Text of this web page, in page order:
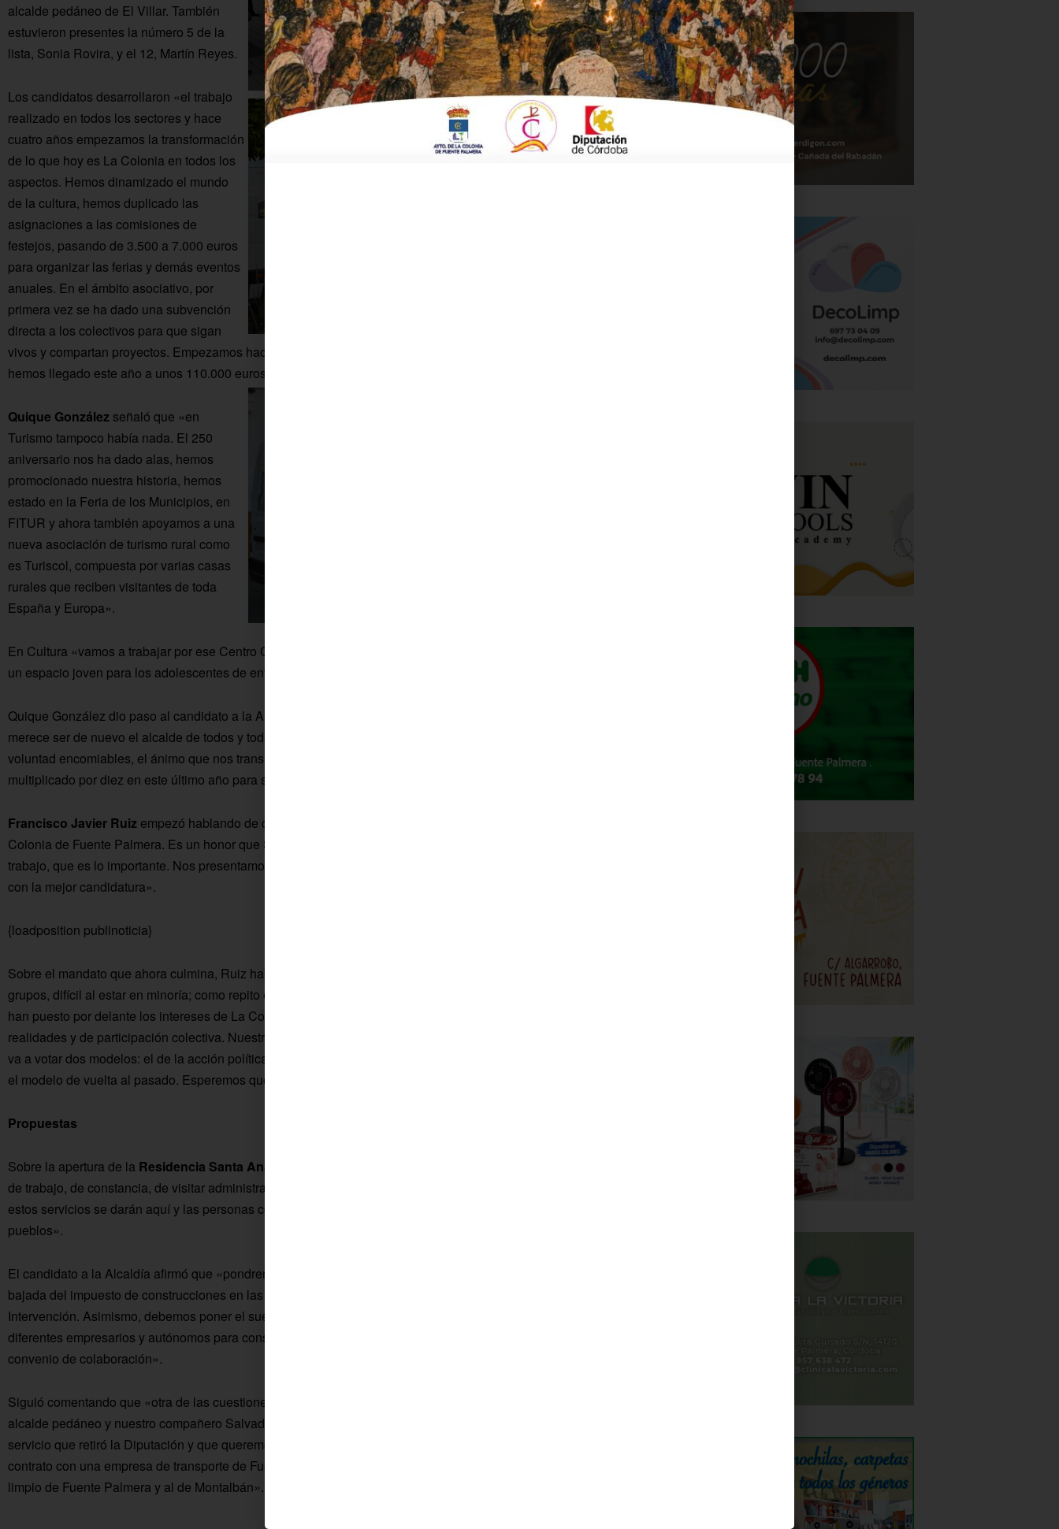
alcalde pedáneo de El Villar. También
estuvieron presentes la número 5 de la
lista, Sonia Rovira, y el 12, Martín Reyes.
Los candidatos desarrollaron «el trabajo
realizado en todos los sectores y hace
cuatro años empezamos la transformación
de lo que hoy es La Colonia en todos los
aspectos. Hemos dinamizado el mundo
de la cultura, hemos duplicado las
asignaciones a las comisiones de
festejos, pasando de 3.500 a 7.000 euros
para organizar las ferias y demás eventos
anuales. En el ámbito asociativo, por
primera vez se ha dado una subvención
directa a los colectivos para que sigan
vivos y compartan proyectos. Empezamos hace tres años con unos 55.000 euros a unas 40 asociaciones y
hemos llegado este año a unos 110.000 euros para unos 70 colectivos».
Quique González señaló que «en
Turismo tampoco había nada. El 250
aniversario nos ha dado alas, hemos
promocionado nuestra historia, hemos
estado en la Feria de los Municipios, en
FITUR y ahora también apoyamos a una
nueva asociación de turismo rural como
es Turiscol, compuesta por varias casas
rurales que reciben visitantes de toda
España y Europa».
En Cultura «vamos a trabajar por ese Centro Cultural en Los Silos y en Juventud vamos a luchar por tener
un espacio joven para los adolescentes de entre 12 y 18 años».
Quique González dio paso al candidato a la Alcaldía, Francisco Javier Ruiz Moro, “un compañero que se
merece ser de nuevo el alcalde de todos y todas los colonos y colonas, con una capacidad de trabajo y
voluntad encomiables, el ánimo que nos transmite, y que junto a Marta y a este que os habla, nos hemos
multiplicado por diez en este último año para sacarlo todo adelante”.
Francisco Javier Ruiz empezó hablando de que la candidatura «es un reflejo de la sociedad de La
Colonia de Fuente Palmera. Es un honor que Salvador venga con nosotros, nos hemos encontrado en el
trabajo, que es lo importante. Nos presentamos con un aval, con un proyecto hecho en estos cuatro años y
con la mejor candidatura».
{loadposition publinoticia}
Sobre el mandato que ahora culmina, Ruiz habló de que «ha sido una legislatura de diálogo con todos los
grupos, difícil al estar en minoría; como repito en todos los actos, agradezco que haya habido grupos que
han puesto por delante los intereses de La Colonia y no los particulares. Nuestro proyecto es de hechos,
realidades y de participación colectiva. Nuestro programa no es de mentira, se llevará a cabo. El día 26 se
va a votar dos modelos: el de la acción política que debe estar en el eje de los ciudadanos y los pueblos; y
el modelo de vuelta al pasado. Esperemos que La Colonia vote futuro».
Propuestas
Sobre la apertura de la Residencia Santa Ana
de trabajo, de constancia, de visitar administraciones… ya sea una realidad y se vaya a abrir, por lo que
estos servicios se darán aquí y las personas con necesidades no se tendrán que desplazar a otros
pueblos».
El candidato a la Alcaldía afirmó que «pondremos en marcha un
bajada del impuesto de construcciones en las aldeas al 1% si tenemos el informe favorable de
Intervención. Asimismo, debemos poner el suelo lucrativo que tiene el Ayuntamiento a disposición de los
diferentes empresarios y autónomos para construir viviendas en suelo urbano consolidado a través de un
convenio de colaboración».
Siguió comentando que «otra de las cuestiones que nos han pedido los ciudadanos, y entre ellos vuestro
alcalde pedáneo y nuestro compañero Salvador Fernández, es un
servicio que retiró la Diputación y que queremos recuperarlo en toda La Colonia. Habrá que hacer un
contrato con una empresa de transporte de Fuente Palmera y valorar lo que cuesta trasladarlos al punto
limpio de Fuente Palmera y al de Montalbán».